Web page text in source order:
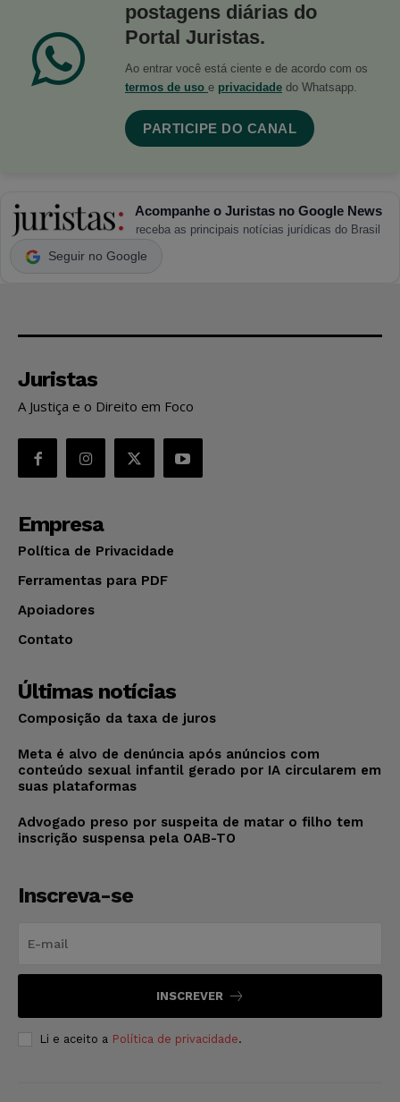
postagens diárias do
Portal Juristas.
Ao entrar você está ciente e de acordo com os
termos de uso e privacidade do Whatsapp.
PARTICIPE DO CANAL
Acompanhe o Juristas no Google News
receba as principais notícias jurídicas do Brasil
Seguir no Google
Juristas
A Justiça e o Direito em Foco
Empresa
Política de Privacidade
Ferramentas para PDF
Apoiadores
Contato
Últimas notícias
Composição da taxa de juros
Meta é alvo de denúncia após anúncios com
conteúdo sexual infantil gerado por IA circularem em
suas plataformas
Advogado preso por suspeita de matar o filho tem
inscrição suspensa pela OAB-TO
Inscreva-se
INSCREVER
Li e aceito a Política de privacidade.